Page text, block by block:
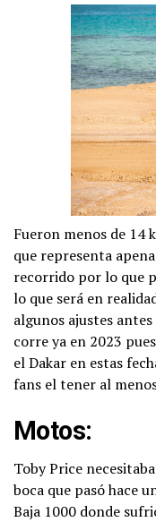
Fueron menos de 14
que representa
recorrido por lo que
lo que será en
algunos ajustes
corre ya en 2023
el Dakar en estas
fans el tener al
Motos:
Toby Price
boca que pasó hace
Baja 1000 donde